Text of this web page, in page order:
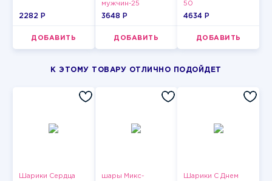
2282 P
ДОБАВИТЬ
мужчин-25
3648 P
ДОБАВИТЬ
50
4634 P
ДОБАВИТЬ
К ЭТОМУ ТОВАРУ ОТЛИЧНО ПОДОЙДЕТ
Шарики Сердца
шары Микс-
Шарики С Днем